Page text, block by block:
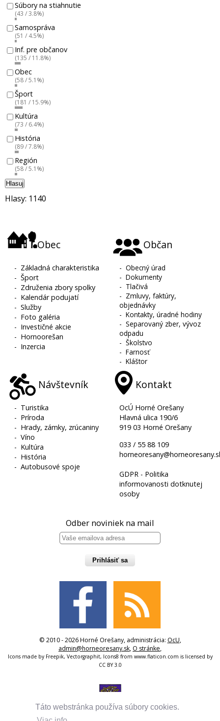
Táto webstránka používa súbory cookies.
Súbory na stiahnutie
(43 / 3.8%)
Samospráva
(51 / 4.5%)
Inf. pre občanov
(135 / 11.8%)
Obec
(58 / 5.1%)
Šport
(181 / 15.9%)
Kultúra
(73 / 6.4%)
História
(89 / 7.8%)
Región
(58 / 5.1%)
Hlasuj
Hlasy: 1140
Obec
- Základná charakteristika
-Šport
- Združenia zbory spolky
- Kalendár podujatí
-Služby
- Foto galéria
- Investičné akcie
- Hornoorešan
- Inzercia
Občan
-Obecný úrad
-Dokumenty
- Tlačivá
- Zmluvy, faktúry,
objednávky
-Kontakty, úradné hodiny
-Separovaný zber, vývoz
odpadu
-Školstvo
-Farnosť
-Kláštor
Návštevník
- Turistika
- Príroda
- Hrady, zámky, zrúcaniny
-Víno
- Kultúra
- História
-Autobusové spoje
Kontakt
OcÚ Horné Orešany
Hlavná ulica 190/6
919 03 Horné Orešany
033 / 55 88 109
GDPR - Politika
informovanosti dotknutej
osoby
Odber noviniek na mail
Prihlásiť sa
© 2010 - 2026 Horné Orešany, administrácia: OcU,
admin@horneoresany.sk, O stránke,
Icons made by Freepik, Vectorgraphit, Icons8 from www.flaticon.com is licensed by
CC BY 3.0